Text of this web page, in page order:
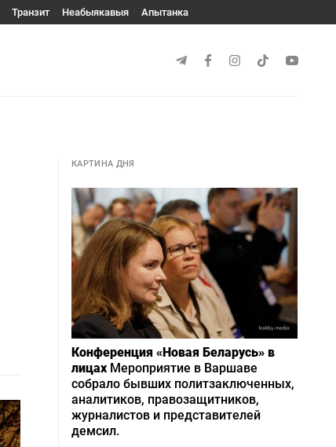
Транзит Неабыякавыя Апытанка
КАРТИНА ДНЯ
Конференция «Новая Беларусь» в
лицах Мероприятие в Варшаве
собрало бывших политзаключенных,
аналитиков, правозащитников,
журналистов и представителей
демсил.